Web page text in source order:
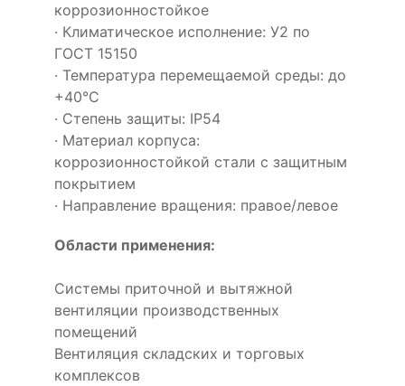
коррозионностойкое
· Климатическое исполнение: У2 по
ГОСТ 15150
· Температура перемещаемой среды: до
+40°С
· Степень защиты: IP54
· Материал корпуса:
коррозионностойкой стали с защитным
покрытием
· Направление вращения: правое/левое
Области применения:
Системы приточной и вытяжной
вентиляции производственных
помещений
Вентиляция складских и торговых
комплексов